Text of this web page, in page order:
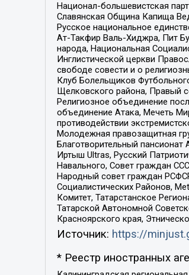
Национал-большевистская
Славянская Община Капища
Русское национальное
Ат-Такфир Валь-Хиджра, Пит
народа, Национальная
Инглистической церкви
свободе совести и о
Клуб Болельщиков
Щелковского района, Правый
Религиозное объединение
объединение Атака, Мечеть
противодействии
Молодежная правозащитная
Благотворительный
Иртыш Ultras, Русский
Навального, Совет граждан
Народный совет граждан
Социалистических Районов,
Комитет, Татарстанское
Татарской Автономной
Красноярского края,
Источник: https://
* Реестр иностранных